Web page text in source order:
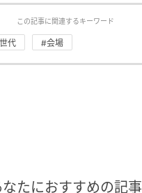
この記事に関連するキーワード
代 #会場
なたにおすすめの記事